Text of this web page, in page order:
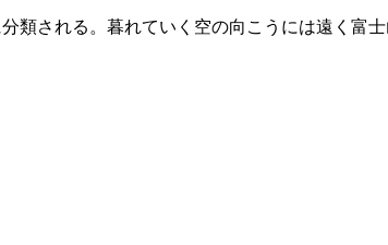
類される。暮れていく空の向こうには遠く富